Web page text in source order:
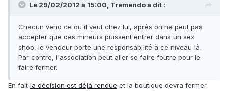
Le 29/02/2012 à 15:00, Tremendo a dit :
Chacun vend ce qu'il veut chez lui, après on ne peut pas
accepter que des mineurs puissent entrer dans un sex
shop, le vendeur porte une responsabilité à ce niveau-là.
Par contre, l'association peut aller se faire foutre pour le
faire fermer.
En fait la décision est déjà rendue et la boutique devra fermer.